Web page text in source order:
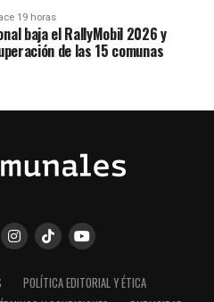
19 horas
baja el RallyMobil 2026 y
de las 15 comunas
POLÍTICA EDITORIAL Y ÉTICA